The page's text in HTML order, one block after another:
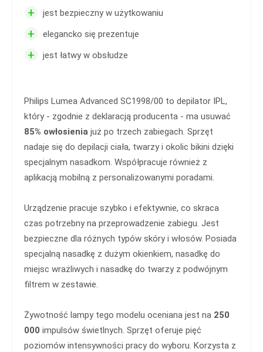
+ jest bezpieczny w użytkowaniu
+ elegancko się prezentuje
+ jest łatwy w obsłudze
Philips Lumea Advanced SC1998/00 to depilator IPL,
który - zgodnie z deklaracją producenta - ma usuwać
85% owłosienia już po trzech zabiegach. Sprzęt
nadaje się do depilacji ciała, twarzy i okolic bikini dzięki
specjalnym nasadkom. Współpracuje również z
aplikacją mobilną z personalizowanymi poradami.
Urządzenie pracuje szybko i efektywnie, co skraca
czas potrzebny na przeprowadzenie zabiegu. Jest
bezpieczne dla różnych typów skóry i włosów. Posiada
specjalną nasadkę z dużym okienkiem, nasadkę do
miejsc wrażliwych i nasadkę do twarzy z podwójnym
filtrem w zestawie.
Żywotność lampy tego modelu oceniana jest na 250
000 impulsów świetlnych. Sprzęt oferuje pięć
poziomów intensywności pracy do wyboru. Korzysta z